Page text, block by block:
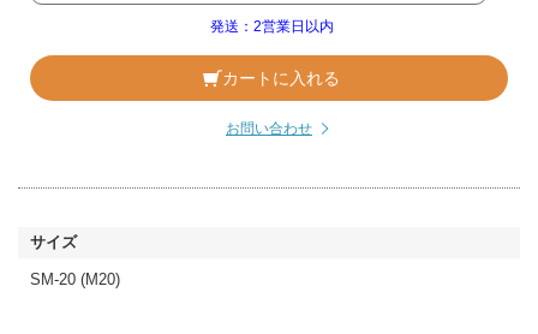
発送：2営業日以内
カートに入れる
お問い合わせ
SM-20 (M20)